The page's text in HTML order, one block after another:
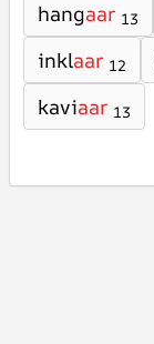
hangaar 13
inklaar 12
kaviaar 13